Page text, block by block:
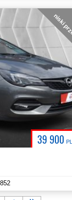
39 900
niski